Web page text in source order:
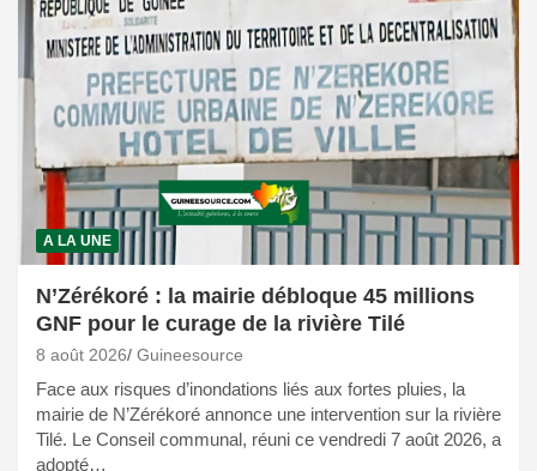
A LA UNE
N’Zérékoré : la mairie débloque 45 millions
GNF pour le curage de la rivière Tilé
8 août 2026 Guineesource
Face aux risques d’inondations liés aux fortes pluies, la
mairie de N’Zérékoré annonce une intervention sur la rivière
Tilé. Le Conseil communal, réuni ce vendredi 7 août 2026, a
adopté…